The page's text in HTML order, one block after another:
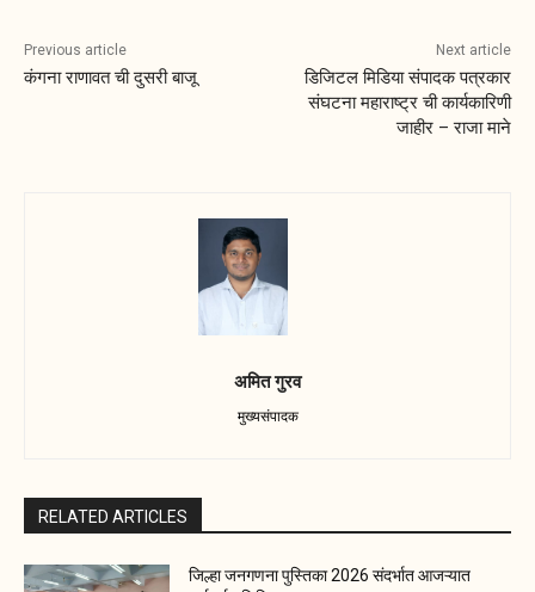
Previous article
कंगना राणावत ची दुसरी बाजू
Next article
डिजिटल मिडिया संपादक पत्रकार
संघटना महाराष्ट्र ची कार्यकारिणी
जाहीर – राजा माने
अमित गुरव
मुख्यसंपादक
RELATED ARTICLES
जिल्हा जनगणना पुस्तिका 2026 संदर्भात आजऱ्यात